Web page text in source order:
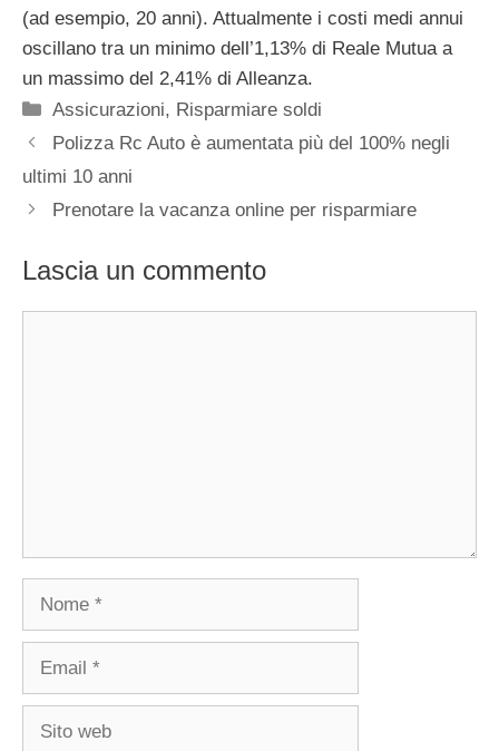
(ad esempio, 20 anni). Attualmente i costi medi annui
oscillano tra un minimo dell’1,13% di Reale Mutua a
un massimo del 2,41% di Alleanza.
Categorie
Assicurazioni, Risparmiare soldi
Polizza Rc Auto è aumentata più del 100% negli
ultimi 10 anni
Prenotare la vacanza online per risparmiare
Lascia un commento
Nome
Email
Sito